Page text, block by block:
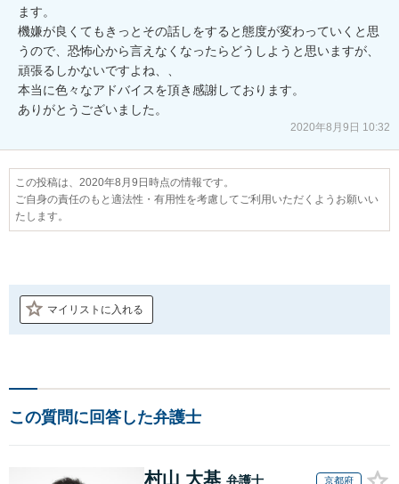
ます。
機嫌が良くてもきっとその話しをすると態度が変わっていくと思
うので、恐怖心から言えなくなったらどうしようと思いますが、
頑張るしかないですよね、、
本当に色々なアドバイスを頂き感謝しております。
ありがとうございました。
2020年8月9日 10:32
この投稿は、2020年8月9日時点の情報です。
ご自身の責任のもと適法性・有用性を考慮してご利用いただくようお願いい
たします。
マイリストに入れる
この質問に回答した弁護士
村山 大基 弁護士 京都府